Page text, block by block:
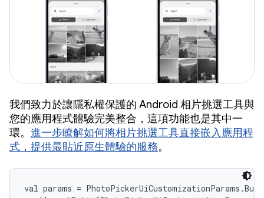
我們致力於讓隱私權保護的 Android 相片挑選工具與
您的應用程式體驗完美整合，這項功能也是其中一
環。 進一步瞭解如何將相片挑選工具直接嵌入應用程
式，提供最貼近原生體驗的服務。
val params =